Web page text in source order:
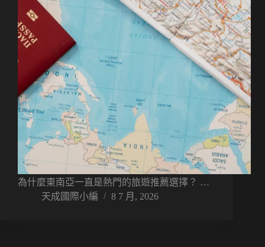
為什麼東南亞一直是熱門的旅遊推薦選擇？ …
天成國際小編
8 7 月, 2026